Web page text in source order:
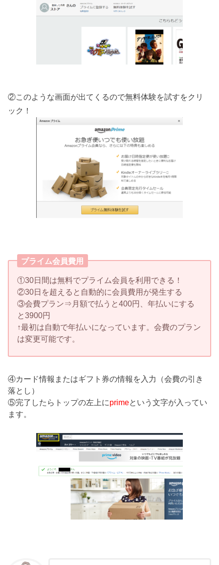
②このような画面が出てくるので無料体験を試すをクリ
ック！
プライム会員費用
①30日間は無料でプライム会員を利用できる！
②30日を超えると自動的に会員費用が発生する
③会費プラン⇒月額で払うと400円、年払いにする
と3900円
↑最初は自動で年払いになっています。会費のプラン
は変更可能です。
④カード情報またはギフト券の情報を入力（会費の引き
落とし）
⑤完了したらトップの左上にprimeという文字が入ってい
ます。